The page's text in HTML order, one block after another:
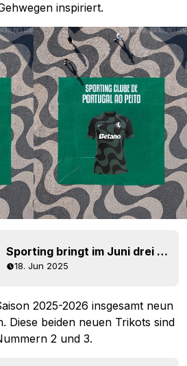
inspiriert.
Sporting bringt im Juni drei neue Trikots für die Saison 25-26 raus
18. Jun 2025
2025-2026 insgesamt neun
Diese beiden neuen Trikots sind
2 und 3.